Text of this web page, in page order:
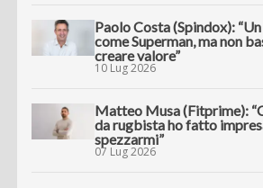
Paolo Costa (Spindox):
come Superman, ma non
creare valore”
10 Lug 2026
Matteo Musa (Fitprime):
da rugbista ho fatto
spezzarmi”
07 Lug 2026